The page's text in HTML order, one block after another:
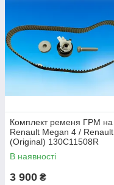
Комплект ременя ГРМ на
Renault Megan 4 / Renault
(Original) 130C11508R
В наявності
3 900 ₴